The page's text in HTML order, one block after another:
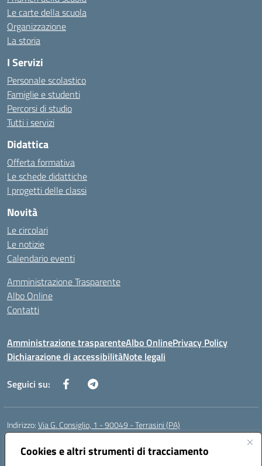
Cookies e altri strumenti di tracciamento
Le carte della scuola
Organizzazione
La storia
I Servizi
Personale scolastico
Famiglie e studenti
Percorsi di studio
Tutti i servizi
Didattica
Offerta formativa
Le schede didattiche
I progetti delle classi
Novità
Le circolari
Le notizie
Calendario eventi
Amministrazione Trasparente
Albo Online
Contatti
Amministrazione trasparenteAlbo OnlinePrivacy Policy
Dichiarazione di accessibilitàNote legali
Seguici su:
Indirizzo:Via G. Consiglio, 1 - 90049 - Terrasini (PA)
Centralino:
Posta elettronica certificata (PEC):paic88700d@pec.istruzione.it